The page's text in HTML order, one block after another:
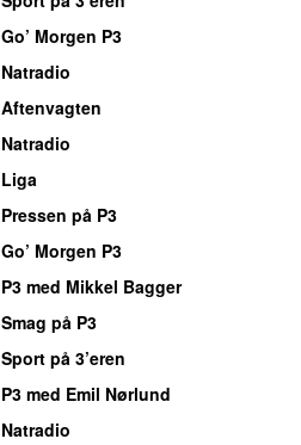
Go’ Morgen P3
Natradio
Aftenvagten
Natradio
Liga
Pressen på P3
Go’ Morgen P3
P3 med Mikkel Bagger
Smag på P3
Sport på 3’eren
P3 med Emil Nørlund
Natradio